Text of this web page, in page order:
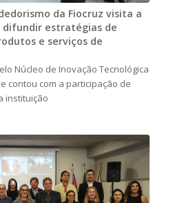
da Fiocruz visita a
difundir estratégias de
e serviços de
Núcleo de Inovação Tecnológica
contou com a participação de
instituição